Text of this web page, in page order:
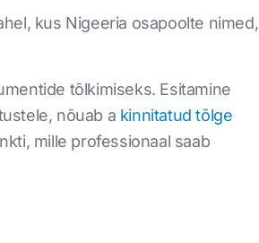
kus Nigeeria osapoolte nimed,
tõlkimiseks. Esitamine
nõuab a kinnitatud tõlge
mille professionaal saab